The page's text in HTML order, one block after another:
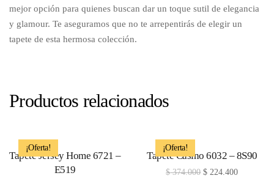
mejor opción para quienes buscan dar un toque sutil de elegancia
y glamour. Te aseguramos que no te arrepentirás de elegir un
tapete de esta hermosa colección.
Productos relacionados
¡Oferta!
Tapete Jersey Home 6721 –
E519
¡Oferta!
Tapete Casino 6032 – 8S90
$374.000 $ 224.400